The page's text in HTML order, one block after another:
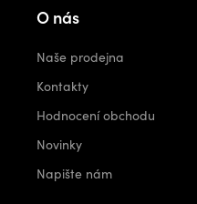
O nás
Naše prodejna
Kontakty
Hodnocení obchodu
Novinky
Napište nám